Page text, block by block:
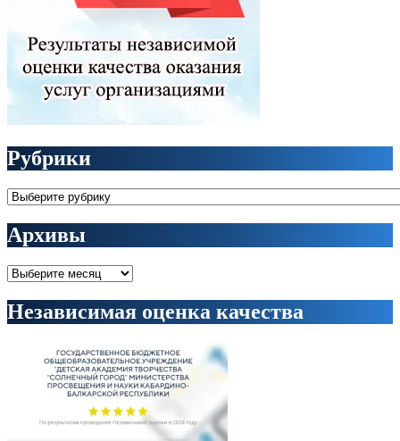
Рубрики
Рубрики
Архивы
Архивы
Независимая оценка качества